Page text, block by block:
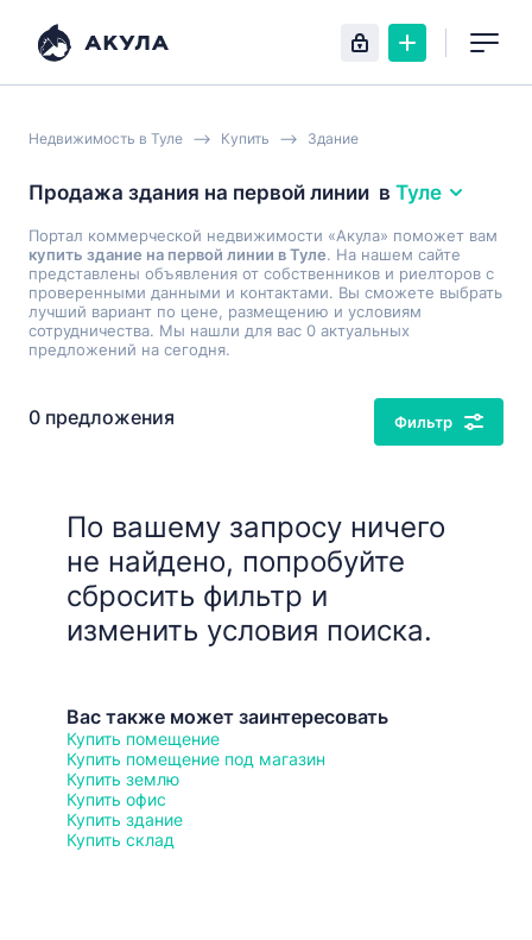
Недвижимость в Туле Купить Здание
Продажа здания на первой линии в Туле
Портал коммерческой недвижимости «Акула» поможет вам
купить здание на первой линии в Туле. На нашем сайте
представлены объявления от собственников и риелторов с
проверенными данными и контактами. Вы сможете выбрать
лучший вариант по цене, размещению и условиям
сотрудничества. Мы нашли для вас 0 актуальных
предложений на сегодня.
0 предложения Фильтр
По вашему запросу ничего
не найдено, попробуйте
сбросить фильтр и
изменить условия поиска.
Вас также может заинтересовать
Купить помещение
Купить помещение под магазин
Купить землю
Купить офис
Купить здание
Купить склад